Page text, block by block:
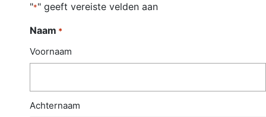
"*" geeft vereiste velden aan
Naam *
Voornaam
Achternaam